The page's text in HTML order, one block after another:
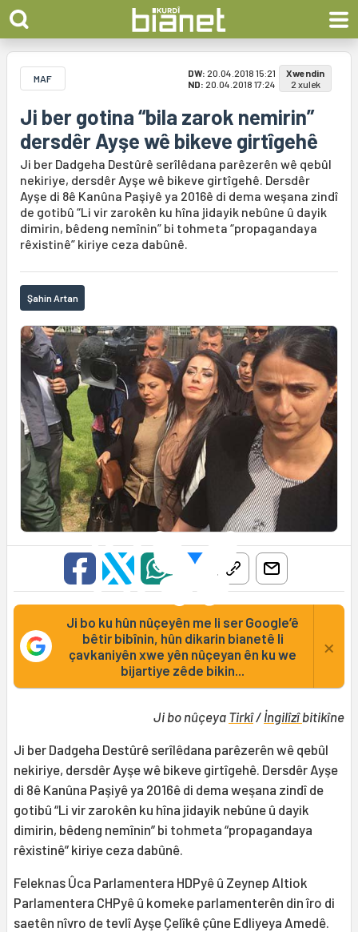
MAF DW: 20.04.2018 15:21
ND: 20.04.2018 17:24
Xwendin
2 xulek
Ji ber gotina “bila zarok nemirin”
dersdêr Ayşe wê bikeve girtîgehê
Ji ber Dadgeha Destûrê serîlêdana parêzerên wê qebûl
nekiriye, dersdêr Ayşe wê bikeve girtîgehê. Dersdêr
Ayşe di 8ê Kanûna Paşiyê ya 2016ê di dema weşana zindî
de gotibû “Li vir zarokên ku hîna jidayik nebûne û dayik
dimirin, bêdeng nemînin” bi tohmeta “propagandaya
rêxistinê” kiriye ceza dabûnê.
Şahin Artan
Ji bo ku hûn nûçeyên me li ser Google’ê
bêtir bibînin, hûn dikarin bianetê li
çavkaniyên xwe yên nûçeyan ên ku we
bijartiye zêde bikin...
×
Ji bo nûçeya Tirkî/ İngilîzîbitikîne
Ji ber Dadgeha Destûrê serîlêdana parêzerên wê qebûl
nekiriye, dersdêr Ayşe wê bikeve girtîgehê. Dersdêr Ayşe
di 8ê Kanûna Paşiyê ya 2016ê di dema weşana zindî de
gotibû “Li vir zarokên ku hîna jidayik nebûne û dayik
dimirin, bêdeng nemînin” bi tohmeta “propagandaya
rêxistinê” kiriye ceza dabûnê.
Feleknas Ûca Parlamentera HDPyê û Zeynep Altiok
Parlamentera CHPyê û komeke parlamenterên din îro di
saetên nîvro de tevlî Ayşe Çelîkê çûne Edliyeya Amedê.